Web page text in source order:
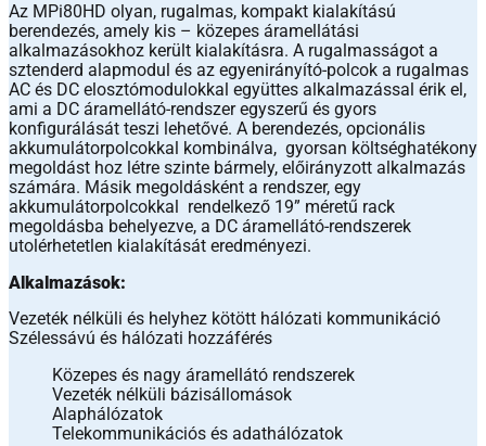
Az MPi80HD olyan, rugalmas, kompakt kialakítású
berendezés, amely kis – közepes áramellátási
alkalmazásokhoz került kialakításra. A rugalmasságot a
sztenderd alapmodul és az egyenirányító-polcok a rugalmas
AC és DC elosztómodulokkal együttes alkalmazással érik el,
ami a DC áramellátó-rendszer egyszerű és gyors
konfigurálását teszi lehetővé. A berendezés, opcionális
akkumulátorpolcokkal kombinálva, gyorsan költséghatékony
megoldást hoz létre szinte bármely, előirányzott alkalmazás
számára. Másik megoldásként a rendszer, egy
akkumulátorpolcokkal rendelkező 19” méretű rack
megoldásba behelyezve, a DC áramellátó-rendszerek
utolérhetetlen kialakítását eredményezi.
Alkalmazások:
Vezeték nélküli és helyhez kötött hálózati kommunikáció
Szélessávú és hálózati hozzáférés
Közepes és nagy áramellátó rendszerek
Vezeték nélküli bázisállomások
Alaphálózatok
Telekommunikációs és adathálózatok